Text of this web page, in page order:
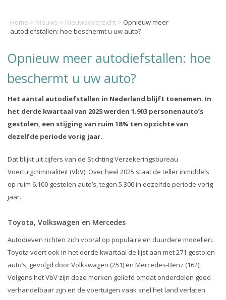
Home > Nieuws > Nieuwsoverzicht > Opnieuw meer
autodiefstallen: hoe beschermt u uw auto?
Opnieuw meer autodiefstallen: hoe
beschermt u uw auto?
Het aantal autodiefstallen in Nederland blijft toenemen. In
het derde kwartaal van 2025 werden 1.903 personenauto’s
gestolen, een stijging van ruim 18% ten opzichte van
dezelfde periode vorig jaar.
Dat blijkt uit cijfers van de Stichting Verzekeringsbureau
Voertuigcriminaliteit (VbV). Over heel 2025 staat de teller inmiddels
op ruim 6.100 gestolen auto’s, tegen 5.300 in dezelfde periode vorig
jaar.
Toyota, Volkswagen en Mercedes
Autodieven richten zich vooral op populaire en duurdere modellen.
Toyota voert ook in het derde kwartaal de lijst aan met 271 gestolen
auto’s, gevolgd door Volkswagen (251) en Mercedes-Benz (162).
Volgens het VbV zijn deze merken geliefd omdat onderdelen goed
verhandelbaar zijn en de voertuigen vaak snel het land verlaten.